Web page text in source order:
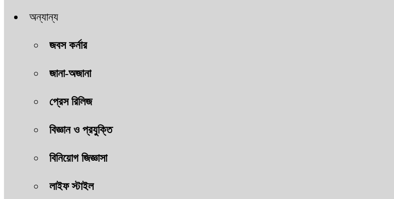
অন্যান্য
জবস কর্নার
জানা-অজানা
প্রেস রিলিজ
বিজ্ঞান ও প্রযুক্তি
বিনিয়োগ জিজ্ঞাসা
লাইফ স্টাইল